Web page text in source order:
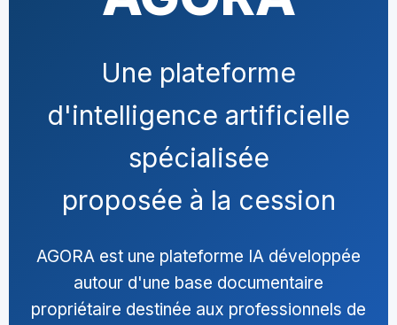
Une plateforme
d'intelligence artificielle
spécialisée
proposée à la cession
AGORA est une plateforme IA développée
autour d'une base documentaire
propriétaire destinée aux professionnels de